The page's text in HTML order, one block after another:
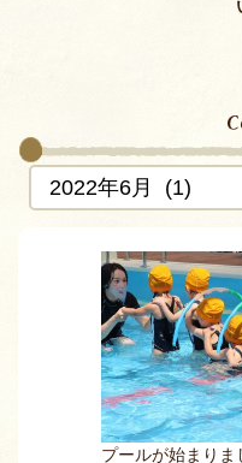
プールが始まりま